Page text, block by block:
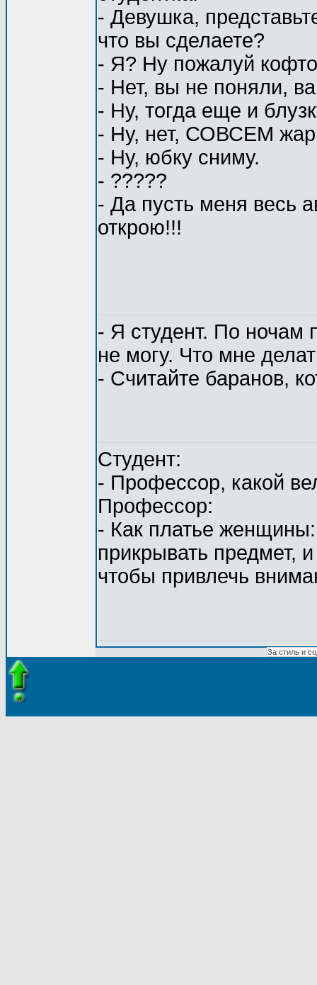
- Девушка,
что вы сделаете?
- Я? Ну пожалуй
- Нет, вы не поняли,
- Ну, тогда еще и
- Ну, нет, СОВСЕМ
- Ну, юбку сниму.
- ?????
- Да пусть меня весь
открою!!!
- Я студент. По ночам
не могу. Что мне
- Считайте баранов,
Студент:
- Профессор, какой
Профессор:
- Как платье
прикрывать предмет,
чтобы привлечь
За стиль и